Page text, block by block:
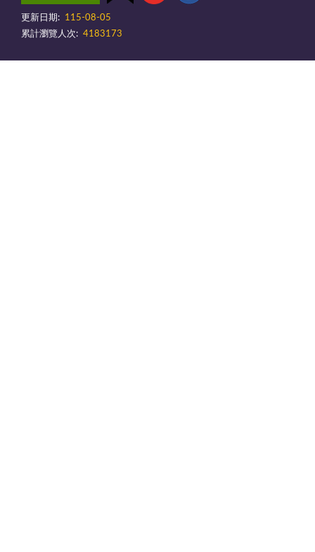
更新日期:
115-08-05
累計瀏覽人次: 4183173